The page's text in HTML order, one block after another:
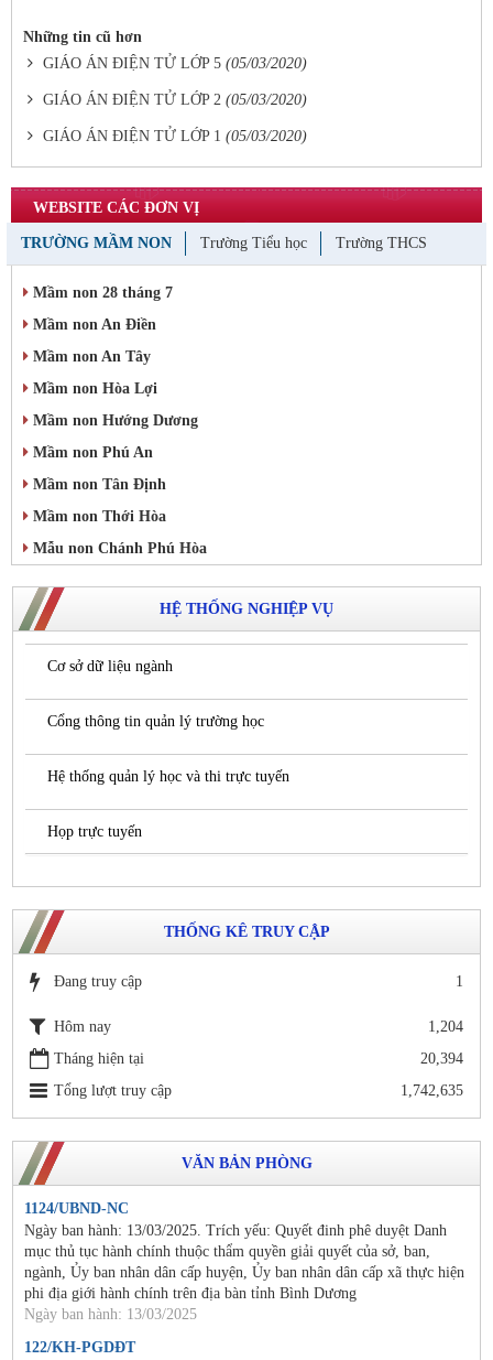
Những tin cũ hơn
GIÁO ÁN ĐIỆN TỬ LỚP 5 (05/03/2020)
GIÁO ÁN ĐIỆN TỬ LỚP 2 (05/03/2020)
GIÁO ÁN ĐIỆN TỬ LỚP 1 (05/03/2020)
WEBSITE CÁC ĐƠN VỊ
TRƯỜNG MẦM NON Trường Tiểu học Trường THCS
Mầm non 28 tháng 7
Mầm non An Điền
Mầm non An Tây
Mầm non Hòa Lợi
Mầm non Hướng Dương
Mầm non Phú An
Mầm non Tân Định
Mầm non Thới Hòa
Mẫu non Chánh Phú Hòa
HỆ THỐNG NGHIỆP VỤ
Cơ sở dữ liệu ngành
Cổng thông tin quản lý trường học
Hệ thống quản lý học và thi trực tuyến
Họp trực tuyến
THỐNG KÊ TRUY CẬP
Đang truy cập 1
Hôm nay
1,204
Tháng hiện tại
20,394
Tổng lượt truy cập
1,742,635
VĂN BẢN PHÒNG
1124/UBND-NC
Ngày ban hành: 13/03/2025. Trích yếu: Quyết đinh phê duyệt Danh
mục thủ tục hành chính thuộc thẩm quyền giải quyết của sở, ban,
ngành, Ủy ban nhân dân cấp huyện, Ủy ban nhân dân cấp xã thực hiện
phi địa giới hành chính trên địa bàn tỉnh Bình Dương
Ngày ban hành: 13/03/2025
122/KH-PGDĐT